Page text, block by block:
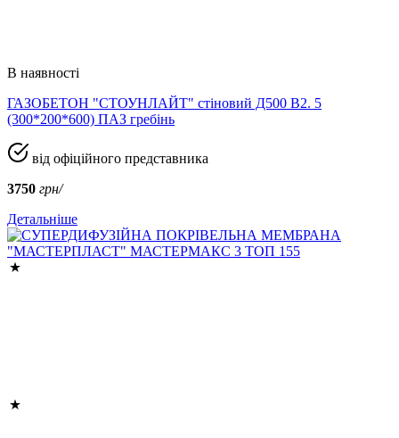
В наявності
ГАЗОБЕТОН "СТОУНЛАЙТ" стіновий Д500 В2. 5
(300*200*600) ПАЗ гребінь
від офіційного представника
3750 грн/
Детальніше